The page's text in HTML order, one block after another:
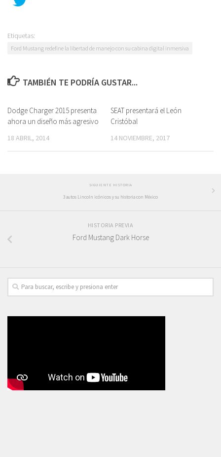
Etiquetas:
Ford Mustang redefine la libertad de manejo con su cabina digital inmersiva
TAMBIÉN TE PODRÍA GUSTAR...
Dodge Charger 2015 presenta
ahora un diseño más agresivo
18 ABRIL, 2014
SEAT presentará el León
Cristóbal
14 NOVIEMBRE, 2017
SIGUIENTE HISTORIA
3 autos Lincoln icónicos y su historia con México
HISTORIA PREVIA
Ford Mustang Dark Horse